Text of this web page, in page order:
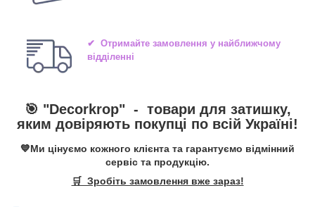
✔ Отримайте замовлення у найближчому
відділенні
🎯 "Decorkrop" - товари для затишку,
яким довіряють покупці по всій Україні!
💙Ми цінуємо кожного клієнта та гарантуємо відмінний
сервіс та продукцію.
🛒 Зробіть замовлення вже зараз!